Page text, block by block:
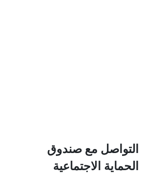
التواصل مع صندوق
الحماية الاجتماعية